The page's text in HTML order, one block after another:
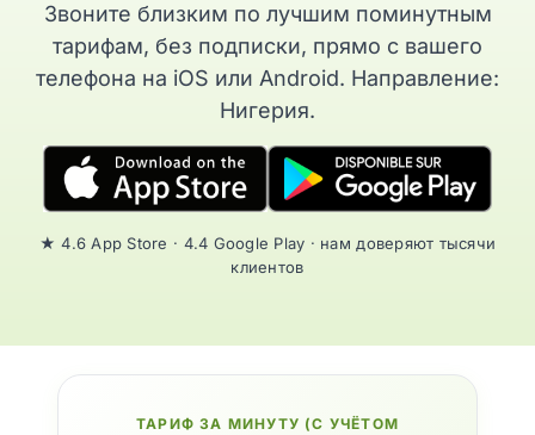
Звоните близким по лучшим поминутным
тарифам, без подписки, прямо с вашего
телефона на iOS или Android. Направление:
Нигерия.
★ 4.6 App Store · 4.4 Google Play · нам доверяют тысячи
клиентов
ТАРИФ ЗА МИНУТУ (С УЧЁТОМ